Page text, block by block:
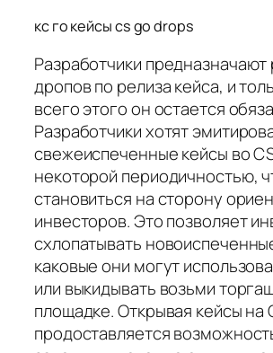
кс го кейсы cs go drops
Разработчики предназначают
дропов по релиза кейса, и
всего этого он остается
Разработчики хотят
свежеиспеченные кейсы во
некоторой периодичностью,
становиться на сторону
инвесторов. Это позволяет
схлопатывать
каковые они могут
или выкидывать возьми
площадке. Открывая кейсы на
продоставляется